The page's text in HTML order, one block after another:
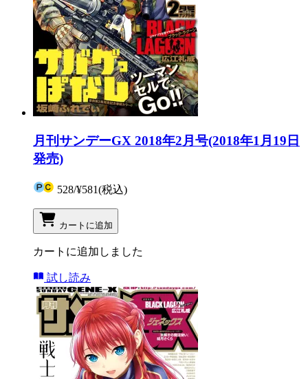
月刊サンデーGX 2018年2月号(2018年1月19日
発売)
528/¥581(税込)
カートに追加
カートに追加しました
試し読み